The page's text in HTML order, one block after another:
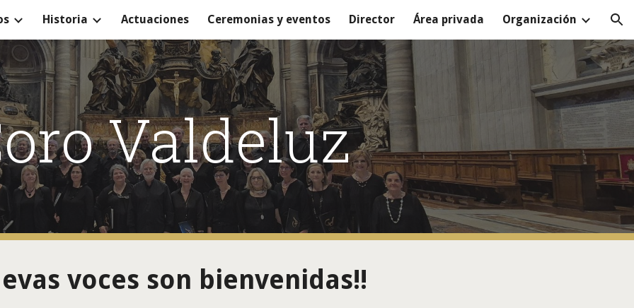
to main content Skip to navigation
Historia Actuaciones Ceremonias y eventos Director Área privada Organización
Valdeluz
voces son bienvenidas!!